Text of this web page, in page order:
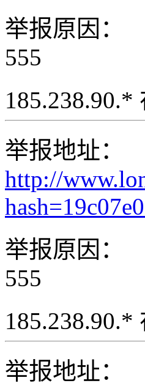
举报原因：
555
185.238.90.*
举报地址：
http://
举报原因：
555
185.238.90.*
举报地址：